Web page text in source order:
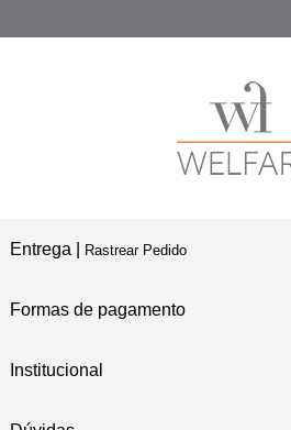
Entrega | Rastrear Pedido
Formas de pagamento
Institucional